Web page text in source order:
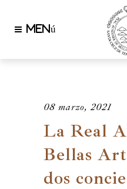
08 marzo, 2021
La Real
Bellas
dos